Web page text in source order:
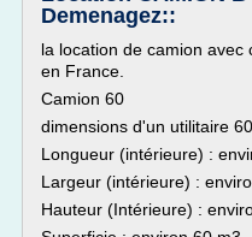
Demenagez::
la location de camion avec
en France.
Camion 60
dimensions d'un utilitaire
Longueur (intérieure) :
Largeur (intérieure) :
Hauteur (Intérieure) :